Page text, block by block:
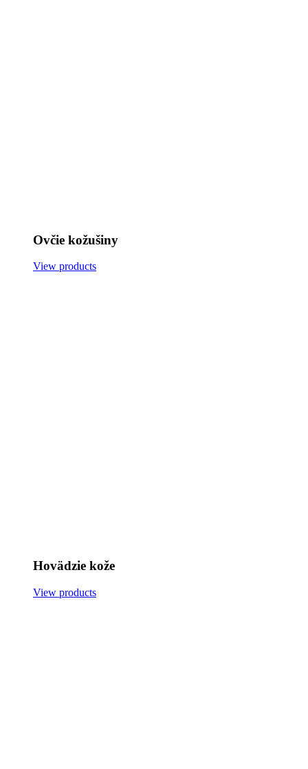
Ovčie kožušiny
View products
Hovädzie kože
View products